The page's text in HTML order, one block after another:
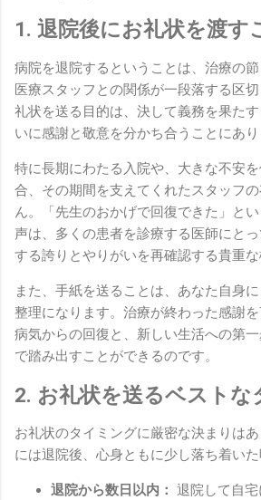
1. 退院後にお礼状を渡す
病院を退院するということは、治療の節
医療スタッフとの関係が一段落する区
礼状を送る目的は、決して義務を果た
いに感謝と敬意を分かち合うことにあり
特に長期にわたる入院や、大きな不安
合、その期間を支えてくれたスタッフ
ん。「先生のおかげで回復できた」と
声は、多くの患者を診療する医師にと
する誇りとやりがいを再確認する貴重な
また、手紙を送ることは、あなた自身
整理になります。治療が終わった感謝を
病気からの回復と、新しい生活への第
で踏み出すことができるのです。
2. お礼状を送るベストな
お礼状のタイミングに厳密な決まりは
には退院後、心身ともに少し落ち着いた
退院から数日以内： 退院して自